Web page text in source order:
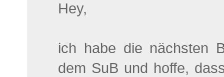
Hey,
ich habe die nächsten
dem SuB und hoffe,